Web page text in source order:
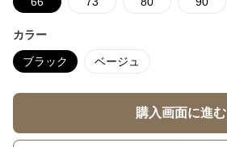
カラー
ブラック ベージュ
購入画面に進む